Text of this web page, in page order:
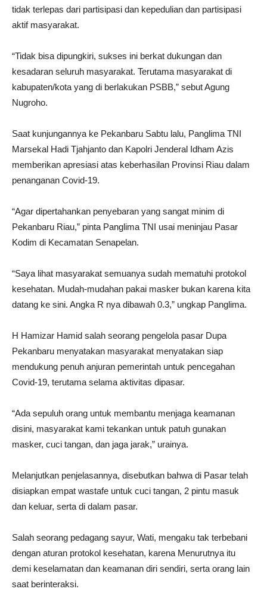
tidak terlepas dari partisipasi dan kepedulian dan partisipasi
aktif masyarakat.
“Tidak bisa dipungkiri, sukses ini berkat dukungan dan
kesadaran seluruh masyarakat. Terutama masyarakat di
kabupaten/kota yang di berlakukan PSBB,” sebut Agung
Nugroho.
Saat kunjungannya ke Pekanbaru Sabtu lalu, Panglima TNI
Marsekal Hadi Tjahjanto dan Kapolri Jenderal Idham Azis
memberikan apresiasi atas keberhasilan Provinsi Riau dalam
penanganan Covid-19.
“Agar dipertahankan penyebaran yang sangat minim di
Pekanbaru Riau,” pinta Panglima TNI usai meninjau Pasar
Kodim di Kecamatan Senapelan.
“Saya lihat masyarakat semuanya sudah mematuhi protokol
kesehatan. Mudah-mudahan pakai masker bukan karena kita
datang ke sini. Angka R nya dibawah 0.3,” ungkap Panglima.
H Hamizar Hamid salah seorang pengelola pasar Dupa
Pekanbaru menyatakan masyarakat menyatakan siap
mendukung penuh anjuran pemerintah untuk pencegahan
Covid-19, terutama selama aktivitas dipasar.
“Ada sepuluh orang untuk membantu menjaga keamanan
disini, masyarakat kami tekankan untuk patuh gunakan
masker, cuci tangan, dan jaga jarak,” urainya.
Melanjutkan penjelasannya, disebutkan bahwa di Pasar telah
disiapkan empat wastafe untuk cuci tangan, 2 pintu masuk
dan keluar, serta di dalam pasar.
Salah seorang pedagang sayur, Wati, mengaku tak terbebani
dengan aturan protokol kesehatan, karena Menurutnya itu
demi keselamatan dan keamanan diri sendiri, serta orang lain
saat berinteraksi.